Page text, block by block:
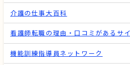
介護の仕事大百科
看護師転職の理由・口コミがあるサ
機能訓練指導員ネットワーク